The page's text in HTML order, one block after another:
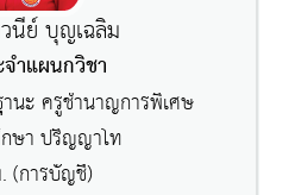
นีย์ บุญเฉลิม
ำแผนกวิชา
นะ ครูชำนาญการพิเศษ
ษา ปริญญาโท
(การบัญชี)